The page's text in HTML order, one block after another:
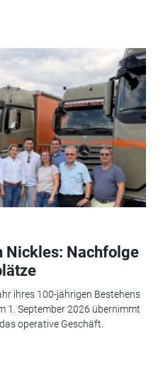
Nickles: Nachfolge
ihres 100-jährigen Bestehens
1. September 2026 übernimmt
operative Geschäft.